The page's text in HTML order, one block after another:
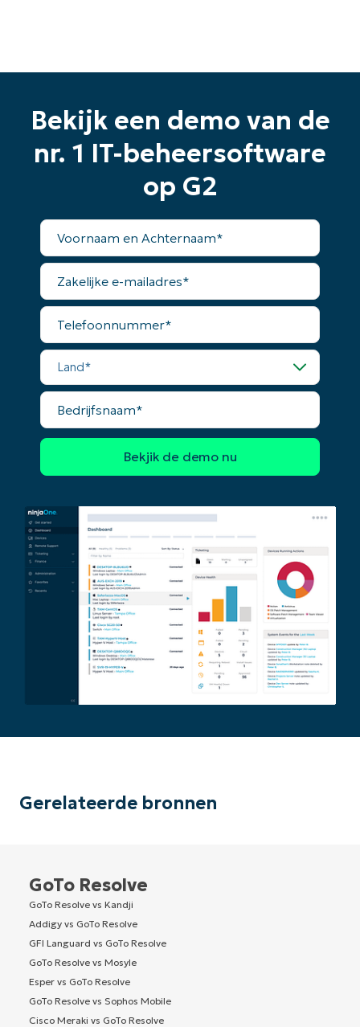
Bekijk een demo van de
nr. 1 IT-beheersoftware
op G2
Voornaam
Achternaam*
Zakelijke
mailadres*
Telefoonnummer*
Land*
Bedrijfsnaam*
Gerelateerde bronnen
GoTo Resolve
GoTo Resolve vs Kandji
Addigy vs GoTo Resolve
GFI Languard vs GoTo Resolve
GoTo Resolve vs Mosyle
Esper vs GoTo Resolve
GoTo Resolve vs Sophos Mobile
Cisco Meraki vs GoTo Resolve
Begin uw proefperiode van 14
dagen
Geen creditcard nodig, volledige toegang tot alle
functies
last
name*
Business
email*
Phone
number*
Land
Company
name*